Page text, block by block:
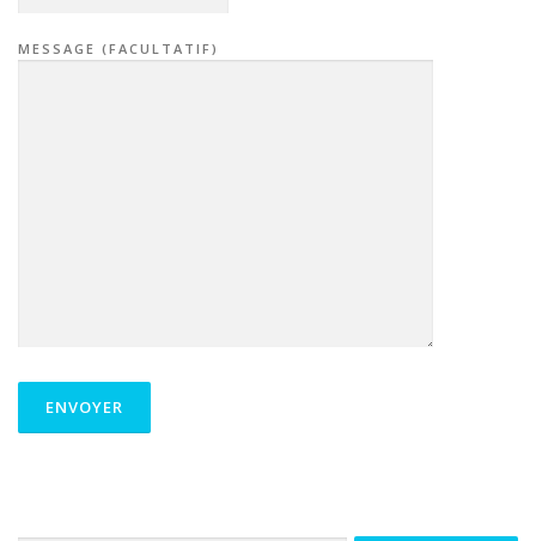
MESSAGE (FACULTATIF)